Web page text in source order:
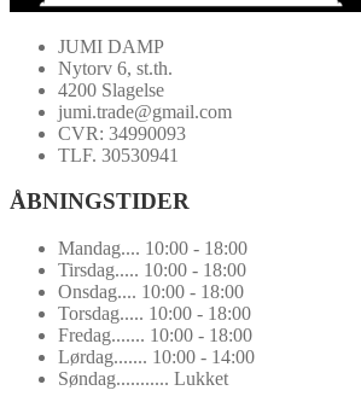
JUMI DAMP
Nytorv 6, st.th.
4200 Slagelse
jumi.trade@gmail.com
CVR: 34990093
TLF. 30530941
ÅBNINGSTIDER
Mandag.... 10:00 - 18:00
Tirsdag..... 10:00 - 18:00
Onsdag.... 10:00 - 18:00
Torsdag..... 10:00 - 18:00
Fredag....... 10:00 - 18:00
Lørdag....... 10:00 - 14:00
Søndag........... Lukket